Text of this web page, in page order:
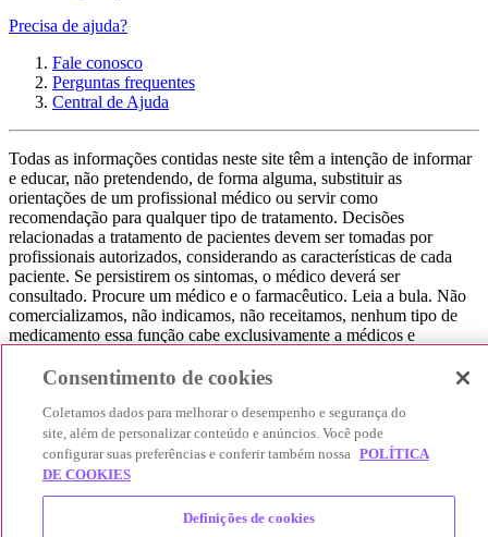
Precisa de ajuda?
Fale conosco
Perguntas frequentes
Central de Ajuda
Todas as informações contidas neste site têm a intenção de informar
e educar, não pretendendo, de forma alguma, substituir as
orientações de um profissional médico ou servir como
recomendação para qualquer tipo de tratamento. Decisões
relacionadas a tratamento de pacientes devem ser tomadas por
profissionais autorizados, considerando as características de cada
paciente. Se persistirem os sintomas, o médico deverá ser
consultado. Procure um médico e o farmacêutico. Leia a bula. Não
comercializamos, não indicamos, não receitamos, nenhum tipo de
medicamento essa função cabe exclusivamente a médicos e
consultar seu médico. Não somos uma loja ou marketplace, ou seja,
que você encontre o preço mais barato, comparando os preços de
produtos farmacêuticos. Contribuímos e damos auxílio para que sua
experiência seja bem-sucedida, mas a finalização da compra
acontece nos sites das nossas lojas parceiras.
© 2025 Afya Participações S.A. - todos os direitos reservados.
Alameda Lorena, 269 - Jardim Paulista - São Paulo / SP - CEP.:
Consentimento de cookies
Coletamos dados para melhorar o desempenho e segurança do
site, além de personalizar conteúdo e anúncios. Você pode
configurar suas preferências e conferir também nossa POLÍTICA
DE COOKIES
Definições de cookies